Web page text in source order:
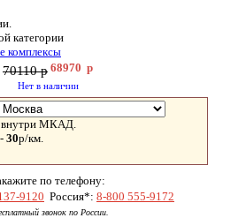
категории
комплексы
70110 р 68970 р
Нет в наличии
внутри МКАД.
30р/км.
по телефону:
9120 Россия*: 8-800 555-9172
звонок по России.